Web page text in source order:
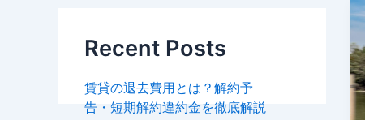
Recent Posts
賃貸の退去費用とは？解約予
告・短期解約違約金を徹底解説